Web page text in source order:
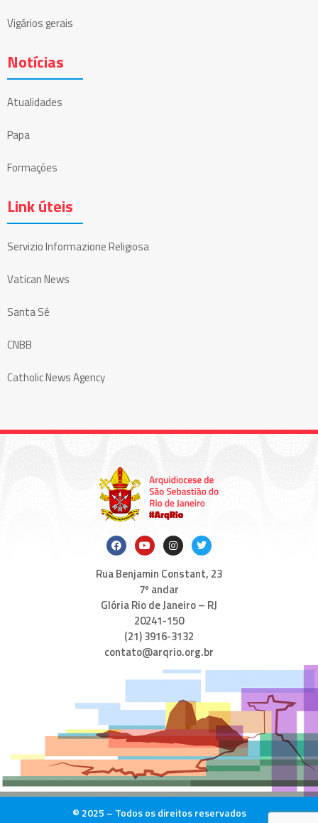
Vigários gerais
Notícias
Atualidades
Papa
Formações
Link úteis
Servizio Informazione Religiosa
Vatican News
Santa Sé
CNBB
Catholic News Agency
Rua Benjamin Constant, 23
7º andar
Glória Rio de Janeiro – RJ
20241-150
(21) 3916-3132
contato@arqrio.org.br
© 2025 – Todos os direitos reservados